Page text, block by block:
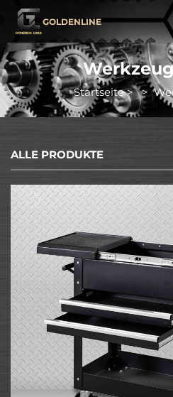
GOLDENLINE
Startseite>>
ALLE PRODUKTE